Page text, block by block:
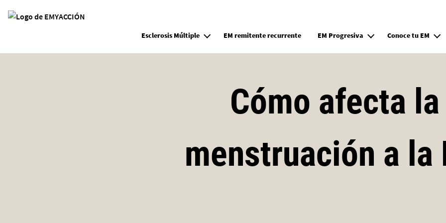
Site Logo
Esclerosis Múltiple EM remitente recurrente EM Progresiva Conoce tu EM
Cómo afecta la
menstruación a la